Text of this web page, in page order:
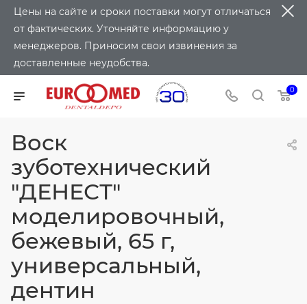
Цены на сайте и сроки поставки могут отличаться
от фактических. Уточняйте информацию у
менеджеров. Приносим свои извинения за
доставленные неудобства.
0
Воск
зуботехнический
"ДЕНЕСТ"
моделировочный,
бежевый, 65 г,
универсальный,
дентин